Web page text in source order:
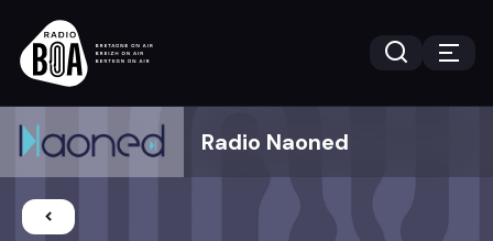
Radio Naoned